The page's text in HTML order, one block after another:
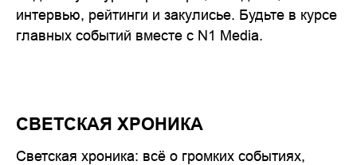
интервью, рейтинги и закулисье. Будьте в курсе
главных событий вместе с N1 Media.
СВЕТСКАЯ ХРОНИКА
Светская хроника: всё о громких событиях,